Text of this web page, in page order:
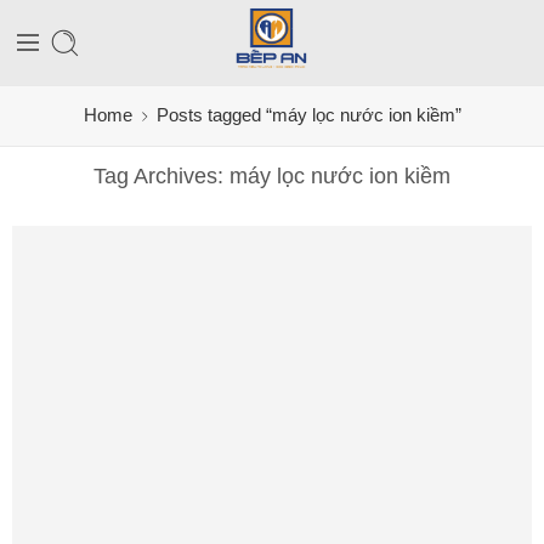
Home Posts tagged “máy lọc nước ion kiềm”
Tag Archives: máy lọc nước ion kiềm